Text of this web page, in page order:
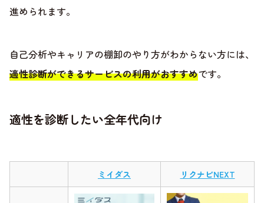
進められます。
自己分析やキャリアの棚卸のやり方がわからない方には、
適性診断ができるサービスの利用がおすすめです。
適性を診断したい全年代向け
ミイダス リクナビNEXT